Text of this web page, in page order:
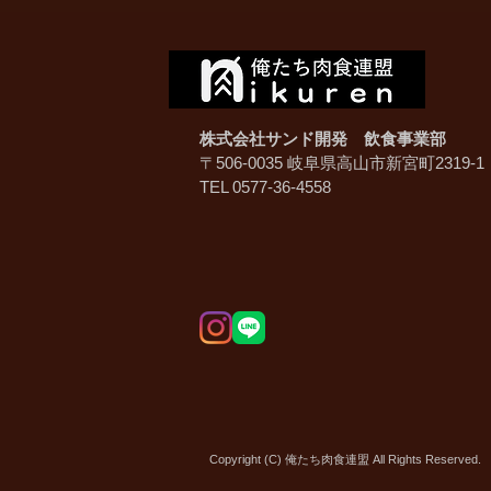
株式会社サンド開発 飲食事業部
〒506-0035 岐阜県高山市新宮町2319-1
TEL 0577-36-4558
Copyright (C) 俺たち肉食連盟 All Rights Reserved.